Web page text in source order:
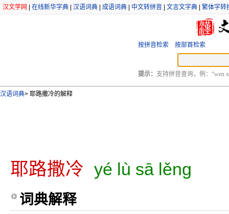
汉文学网 在线新华字典 汉语词典 成语词典 中文转拼音 文言文字典 繁体字转
按拼音检索 按部首检索
提示： 支持拼音查询，例：“wen
汉语词典> 耶路撒冷的解释
耶路撒冷 yé lù sā lěng
词典解释